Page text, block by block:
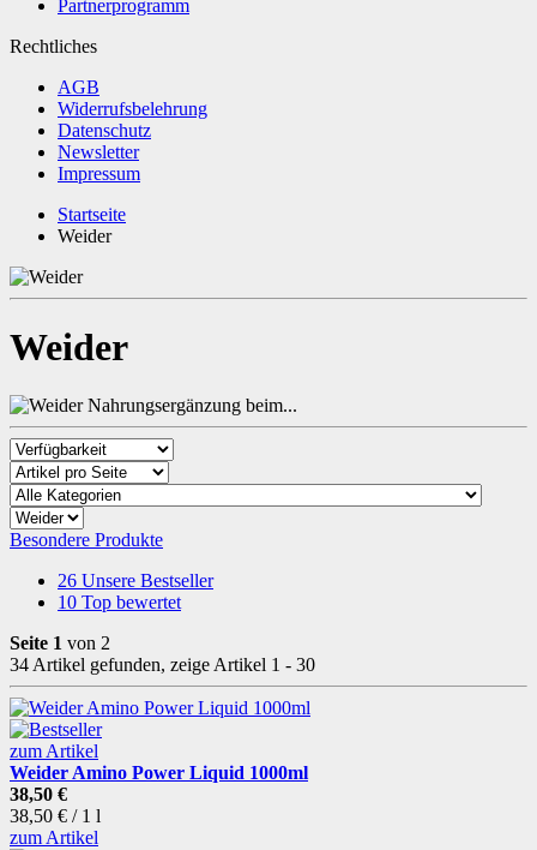
Partnerprogramm
Rechtliches
AGB
Widerrufsbelehrung
Datenschutz
Newsletter
Impressum
Startseite
Weider
Weider
Besondere Produkte
26 Unsere Bestseller
10 Top bewertet
Seite 1 von 2
34 Artikel gefunden, zeige Artikel 1 - 30
zum Artikel
Weider Amino Power Liquid 1000ml
38,50 €
38,50 € / 1 l
zum Artikel